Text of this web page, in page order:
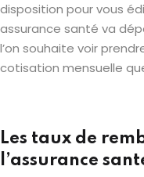
disposition pour vous
assurance santé va
l’on souhaite voir
cotisation mensuelle
Les taux de
l’assurance